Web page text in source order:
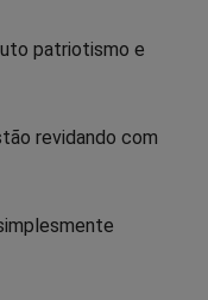
patriotismo e
revidando com